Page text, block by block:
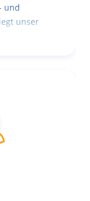
und
unser